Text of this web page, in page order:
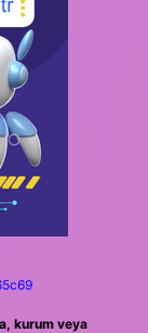
kurum veya